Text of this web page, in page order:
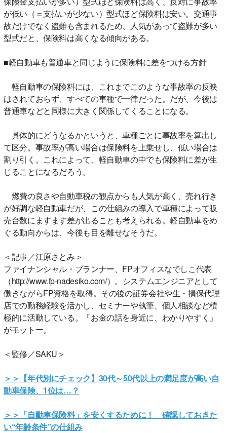
が低い（＝支払いが少ない）型式ほど保険料は安い。交通事
故だけでなく盗難も含まれるため、人気があって盗難が多い
型式だと、保険料は高くなる傾向がある。
■軽自動車も普通車と同じように保険料に差をつける方針
軽自動車の保険料には、これまでこのような事故率の反映
はされておらず、すべての車種で一律だった。だが、今後は
普通車などと同様に大きく関係してくることになる。
具体的にどうなるかというと、車種ごとに事故率を算出し
て区分。事故率が高い場合は保険料を上乗せし、低い場合は
割り引く。これによって、軽自動車の中でも保険料に差が生
じることになるだろう。
燃費の良さや自動車税の観点からも人気が高く、売れ行き
が好調な軽自動車だが、この仕組みの導入で車種によって販
売台数にますます差が出ることも考えられる。軽自動車をめ
ぐる動向からは、今後も目を離せなそうだ。
＜記事／江原さとみ＞
ファイナンシャル・プランナー、FPオフィスなでしこ代表
（http://www.fp-nadesiko.com/）。システムエンジニアとして
働きながらFP資格を取得。その後の証券会社や生・損保代理
店での勤務経験を活かし、セミナーや執筆、個人相談など積
極的に活動している。「お金の話を身近に、わかりやすく」
がモットー。
＜監修／SAKU＞
＞＞【年代別にチェック】30代～50代以上の満足度が高い自
動車保険、1位は…？
＞＞「自動車保険料」を安くするために！ 確認しておきた
い“年齢条件”の仕組み